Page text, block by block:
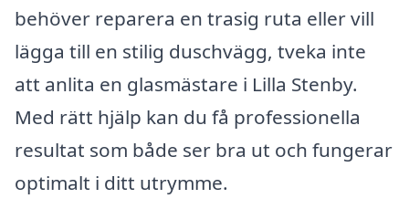
behöver reparera en trasig ruta eller vill
lägga till en stilig duschvägg, tveka inte
att anlita en glasmästare i Lilla Stenby.
Med rätt hjälp kan du få professionella
resultat som både ser bra ut och fungerar
optimalt i ditt utrymme.